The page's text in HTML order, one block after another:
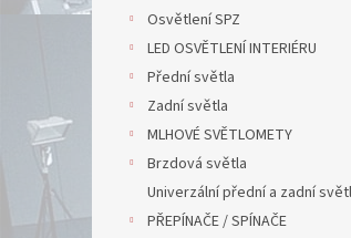
Osvětlení SPZ
LED OSVĚTLENÍ INTERIÉRU
Přední světla
Zadní světla
MLHOVÉ SVĚTLOMETY
Brzdová světla
Univerzální přední a zadní
PŘEPÍNAČE / SPÍNAČE